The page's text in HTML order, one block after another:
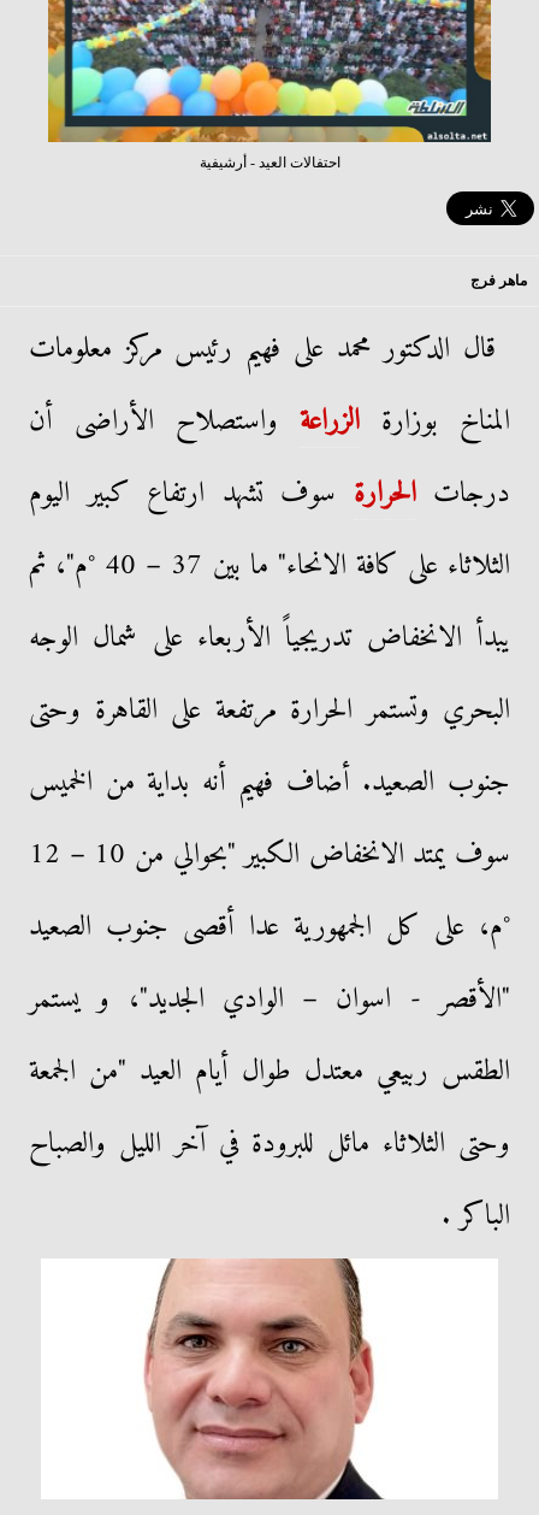
احتفالات العيد - أرشيفية
ماهر فرج
قال الدكتور محمد على فهيم رئيس مركز معلومات
المناخ بوزارة الزراعة واستصلاح الأراضى أن
درجاتالحرارة سوف تشهد ارتفاع كبير اليوم
الثلاثاء على كافة الانحاء" ما بين 37 – 40 °م"، ثم
يبدأ الانخفاض تدريجياً الأربعاء على شمال الوجه
البحري وتستمر الحرارة مرتفعة على القاهرة وحتى
جنوب الصعيد. أضاف فهيم أنه بداية من الخميس
سوف يمتد الانخفاض الكبير "بحوالي من 10 – 12
°م، على كل الجمهورية عدا أقصى جنوب الصعيد
"الأقصر - اسوان – الوادي الجديد"، و يستمر
الطقس ربيعي معتدل طوال أيام العيد "من الجمعة
وحتى الثلاثاء مائل للبرودة في آخر الليل والصباح
الباكر .